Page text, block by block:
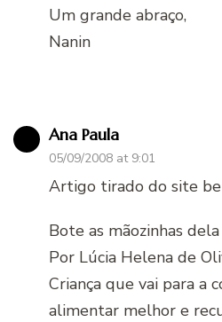
Um grande abraço,
Nanin
Ana Paula
05/09/2008 at 9:01
Artigo tirado do site
Bote as mãozinhas
Por Lúcia Helena de
Criança que vai para a
alimentar melhor e